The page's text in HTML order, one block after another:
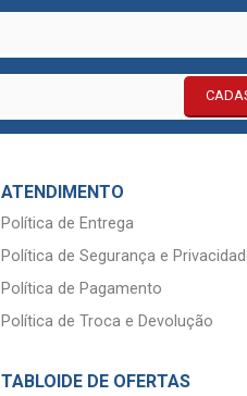
ATENDIMENTO
Política de Entrega
Política de Segurança e
Política de Pagamento
Política de Troca e Devolução
TABLOIDE DE OFERTAS